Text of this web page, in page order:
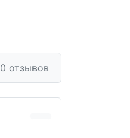
0 отзывов